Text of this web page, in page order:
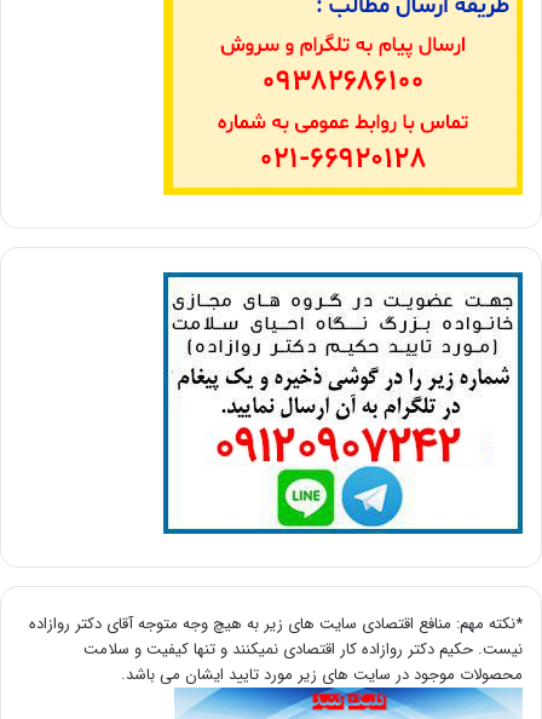
*نکته مهم: منافع اقتصادی سایت های زیر به هیچ وجه متوجه آقای دکتر روازاده
نیست. حکیم دکتر روازاده کار اقتصادی نمیکنند و تنها کیفیت و سلامت
محصولات موجود در سایت های زیر مورد تایید ایشان می باشد.